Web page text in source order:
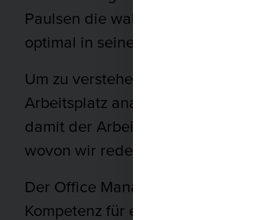
Paulsen die wahrscheinlich
optimal in seine Fälle einarbeiten
Um zu verstehen, wie
Arbeitsplatz analytisch
damit der Arbeitnehmer in Ruhe
wovon wir reden? Bedanken Sie
Der Office Manager hat das
Kompetenz für einen